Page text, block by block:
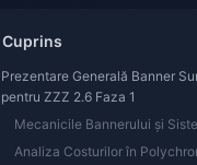
Cuprins
Prezentare Generală Banner
pentru ZZZ 2.6 Faza 1
Mecanicile Bannerului și
Analiza Costurilor în